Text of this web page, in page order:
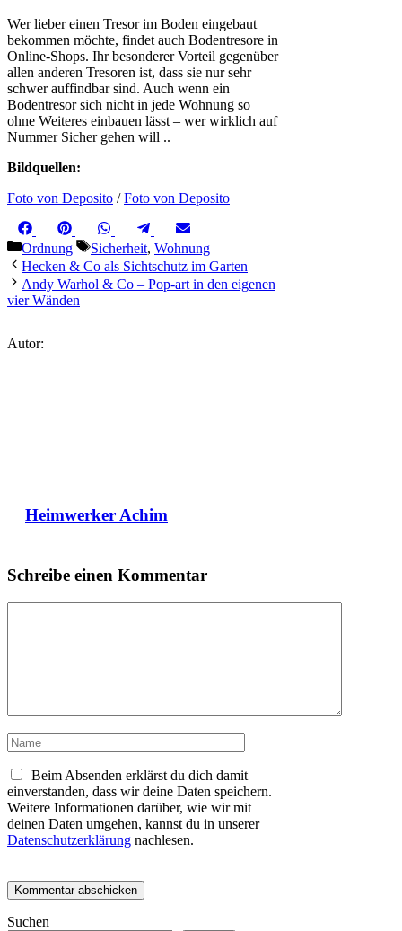
Wer lieber einen Tresor im Boden eingebaut
bekommen möchte, findet auch Bodentresore in
Online-Shops. Ihr besonderer Vorteil gegenüber
allen anderen Tresoren ist, dass sie nur sehr
schwer auffindbar sind. Auch wenn ein
Bodentresor sich nicht in jede Wohnung so
ohne Weiteres einbauen lässt – wer wirklich auf
Nummer Sicher gehen will ..
Bildquellen:
Foto von Deposito /Foto von Deposito
Share
on
FacebookShare
on
Pinterest Share
on
WhatsAppShare
on
TelegramShare
on
Kategorien
Ordnung Schlagwörter
Sicherheit, Wohnung
Hecken & Co als Sichtschutz im Garten
Andy Warhol & Co – Pop-art in den eigenen
vier Wänden
Autor:
Heimwerker Achim
Schreibe einen Kommentar
Name
Beim Absenden erklärst du dich damit
einverstanden, dass wir deine Daten speichern.
Weitere Informationen darüber, wie wir mit
deinen Daten umgehen, kannst du in unserer
Datenschutzerklärung nachlesen.
Suchen